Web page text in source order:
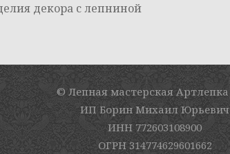
декора с лепниной
© Лепная мастерская Артлепка
ИП Борин Михаил Юрьевич
ИНН 772603108900
ОГРН 314774629601662